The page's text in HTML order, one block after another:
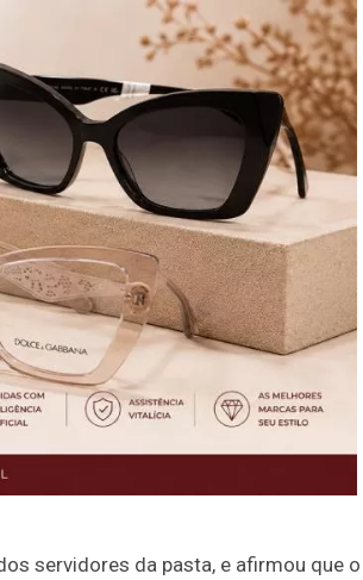
servidores da pasta, e afirmou que o